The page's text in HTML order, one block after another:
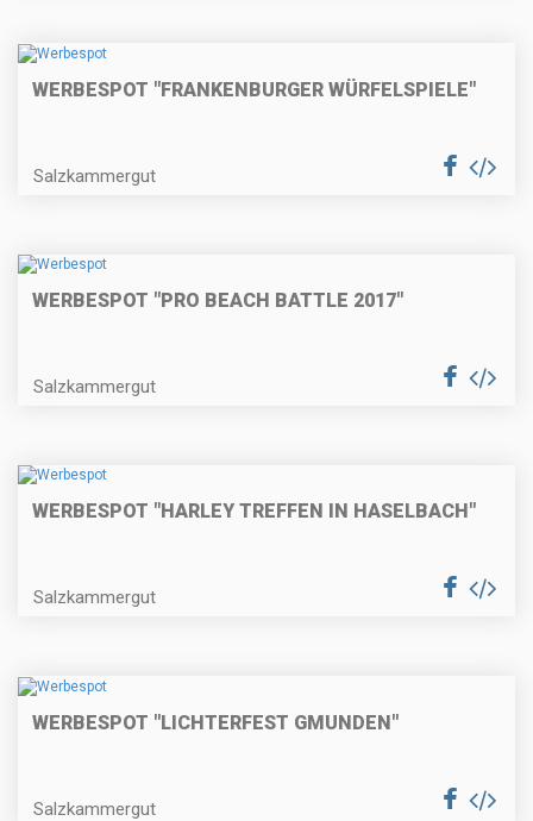
WERBESPOT "FRANKENBURGER WÜRFELSPIELE"
Salzkammergut
WERBESPOT "PRO BEACH BATTLE 2017"
Salzkammergut
WERBESPOT "HARLEY TREFFEN IN HASELBACH"
Salzkammergut
WERBESPOT "LICHTERFEST GMUNDEN"
Salzkammergut